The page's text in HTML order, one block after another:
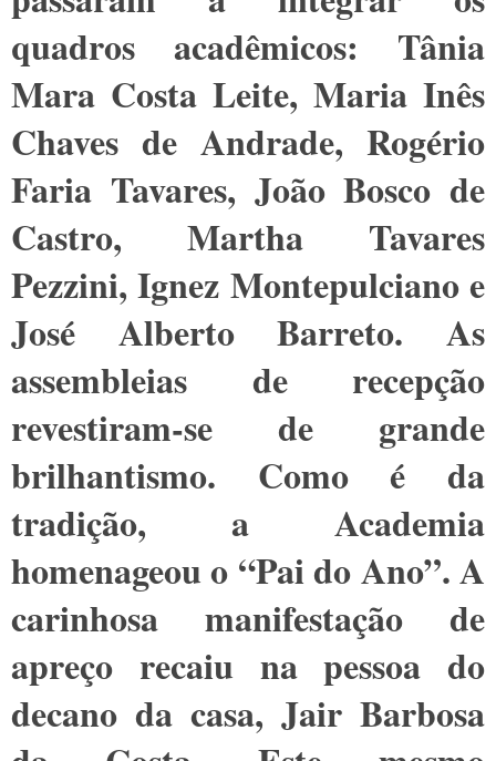
quadros acadêmicos: Tânia
Mara Costa Leite, Maria Inês
Chaves de Andrade, Rogério
Faria Tavares, João Bosco de
Castro, Martha Tavares
Pezzini, Ignez Montepulciano e
José Alberto Barreto. As
assembleias de recepção
revestiram-se de grande
brilhantismo. Como é da
tradição, a Academia
homenageou o “Pai do Ano”. A
carinhosa manifestação de
apreço recaiu na pessoa do
decano da casa, Jair Barbosa